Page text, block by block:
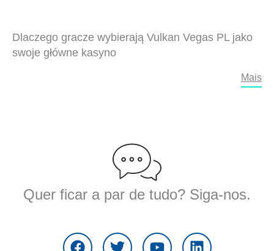
Dlaczego gracze wybierają Vulkan Vegas PL jako
swoje główne kasyno
Mais
Quer ficar a par de tudo? Siga-nos.
a
w
o
i